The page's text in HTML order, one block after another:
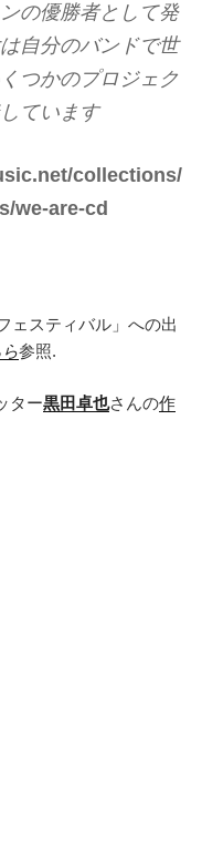
の優勝者として発
自分のバンドで世
つかのプロジェク
ています
collections/
we-are-cd
ェスティバル」への出
参照.
ター黒田卓也さんの作